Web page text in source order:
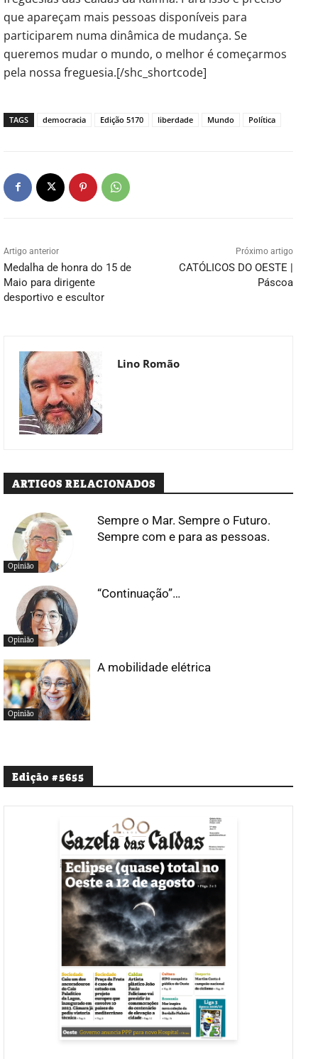
que apareçam mais pessoas disponíveis para
participarem numa dinâmica de mudança. Se
queremos mudar o mundo, o melhor é começarmos
pela nossa freguesia.[/shc_shortcode]
TAGS democracia Edição 5170 liberdade Mundo Política
Artigo anterior
Medalha de honra do 15 de
Maio para dirigente
desportivo e escultor
Próximo artigo
CATÓLICOS DO OESTE |
Páscoa
Lino Romão
ARTIGOS RELACIONADOS
Opinião
Sempre o Mar. Sempre o Futuro.
Sempre com e para as pessoas.
Opinião
“Continuação”…
Opinião
A mobilidade elétrica
Edição #5655